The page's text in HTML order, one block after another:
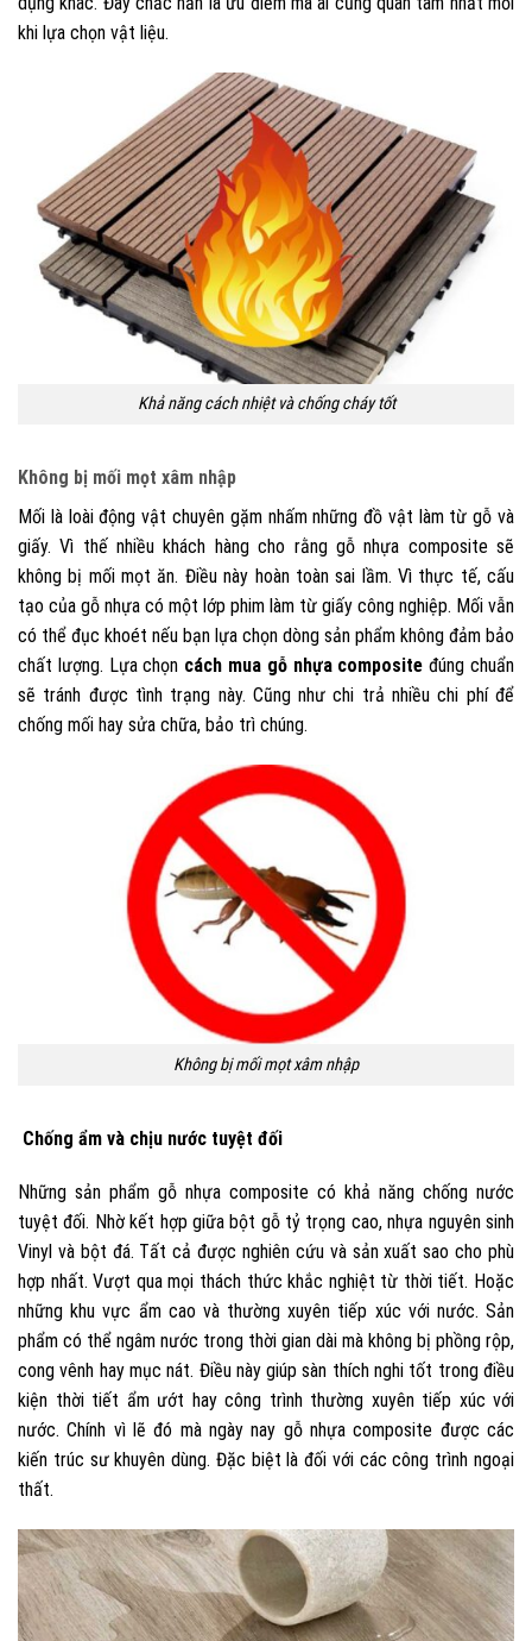
khi lựa chọn vật liệu.
Khả năng cách nhiệt và chống cháy tốt
Không bị mối mọt xâm nhập
Mối là loài động vật chuyên gặm nhấm những đồ vật làm từ gỗ và
giấy. Vì thế nhiều khách hàng cho rằng gỗ nhựa composite sẽ
không bị mối mọt ăn. Điều này hoàn toàn sai lầm. Vì thực tế, cấu
tạo của gỗ nhựa có một lớp phim làm từ giấy công nghiệp. Mối vẫn
có thể đục khoét nếu bạn lựa chọn dòng sản phẩm không đảm bảo
chất lượng. Lựa chọn cách mua gỗ nhựa composite đúng chuẩn
sẽ tránh được tình trạng này. Cũng như chi trả nhiều chi phí để
chống mối hay sửa chữa, bảo trì chúng.
Không bị mối mọt xâm nhập
Chống ẩm và chịu nước tuyệt đối
Những sản phẩm gỗ nhựa composite có khả năng chống nước
tuyệt đối. Nhờ kết hợp giữa bột gỗ tỷ trọng cao, nhựa nguyên sinh
Vinyl và bột đá. Tất cả được nghiên cứu và sản xuất sao cho phù
hợp nhất. Vượt qua mọi thách thức khắc nghiệt từ thời tiết. Hoặc
những khu vực ẩm cao và thường xuyên tiếp xúc với nước. Sản
phẩm có thể ngâm nước trong thời gian dài mà không bị phồng rộp,
cong vênh hay mục nát. Điều này giúp sàn thích nghi tốt trong điều
kiện thời tiết ẩm ướt hay công trình thường xuyên tiếp xúc với
nước.Chính vì lẽ đó mà ngày nay gỗ nhựa composite được các
kiến trúc sư khuyên dùng. Đặc biệt là đối với các công trình ngoại
thất.